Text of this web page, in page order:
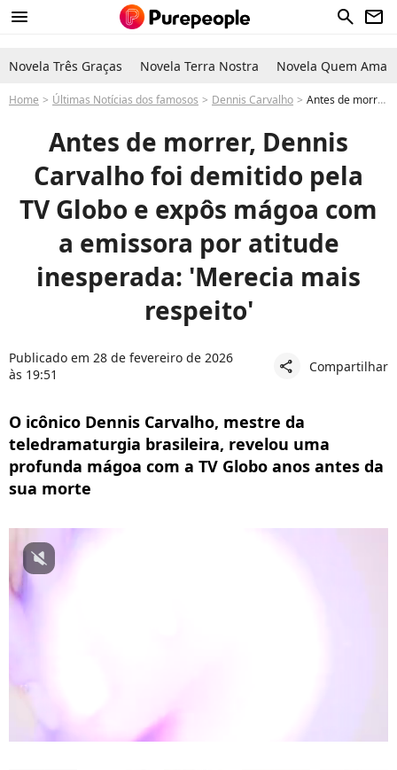
menu search newsletter
Novela Três Graças Novela Terra Nostra Novela Quem Ama
Home Últimas Notícias dos famosos Dennis Carvalho Antes de morrer, Dennis Carvalho foi demitido pela TV Globo e expôs mágoa com a emissora: 'Merecia mais respeito'
Antes de morrer, Dennis
Carvalho foi demitido pela
TV Globo e expôs mágoa com
a emissora por atitude
inesperada: 'Merecia mais
respeito'
Publicado em 28 de fevereiro de 2026
às 19:51
share Compartilhar
O icônico Dennis Carvalho, mestre da
teledramaturgia brasileira, revelou uma
profunda mágoa com a TV Globo anos antes da
sua morte